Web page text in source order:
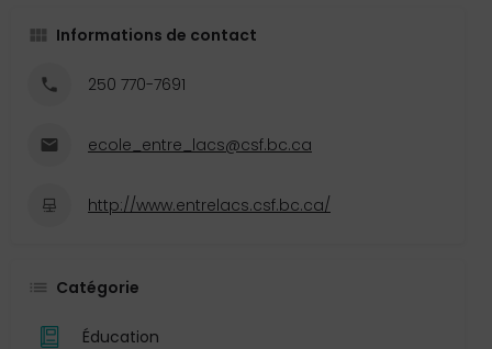
Informations de contact
250 770-7691
ecole_entre_lacs@csf.bc.ca
http://www.entrelacs.csf.bc.ca/
Catégorie
Éducation